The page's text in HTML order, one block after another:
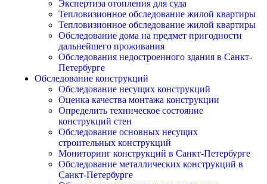
Экспертиза отопления для суда
Тепловизионное обследование жилой квартиры
Тепловизионное обследование жилой квартиры
Обследование дома на предмет пригодности
дальнейшего проживания
Обследования недостроенного здания в Санкт-
Петербурге
Обследование конструкций
Обследование несущих конструкций
Оценка качества монтажа конструкции
Определить техническое состояние
конструкций стен
Обследование основных несущих
строительных конструкций
Мониторинг конструкций в Санкт-Петербурге
Обследование металлических конструкций в
Санкт-Петербурге